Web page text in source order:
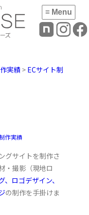
≡ Menu
実績 > ECサイト制
作実績
グサイトを制作さ
・撮影（現地ロ
、ロゴデザイン、
の制作を手掛けま